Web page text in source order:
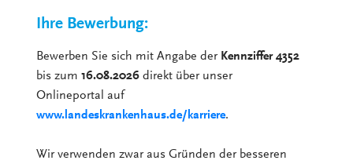
Ihre Bewerbung:
Bewerben Sie sich mit Angabe der Kennziffer 4352
bis zum 16.08.2026direkt über unser
Onlineportal auf
www.landeskrankenhaus.de/karriere.
Wir verwenden zwar aus Gründen der besseren